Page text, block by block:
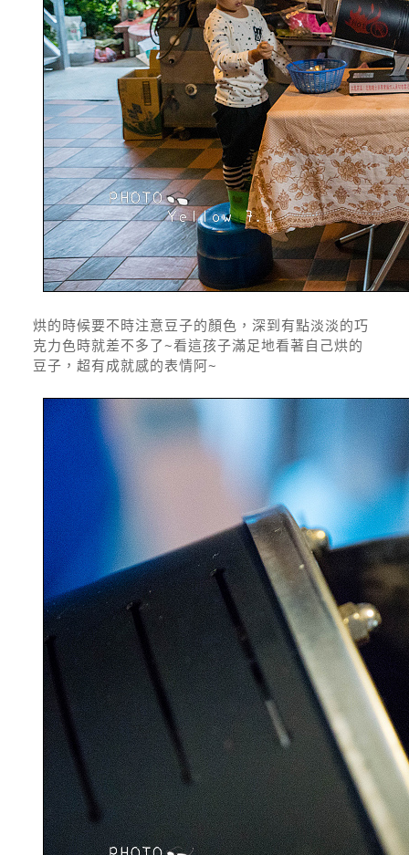
烘的時候要不時注意豆子的顏色，深到有點淡淡的巧
克力色時就差不多了~看這孩子滿足地看著自己烘的
豆子，超有成就感的表情阿~